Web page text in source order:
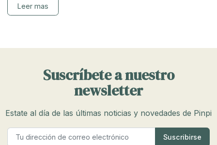
Leer mas
Suscríbete a nuestro
newsletter
Estate al día de las últimas noticias y novedades de Pinpi